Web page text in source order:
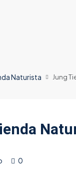
Naturista Jung
0